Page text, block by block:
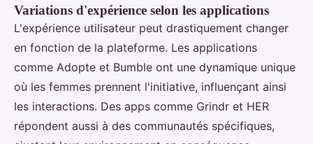
Variations d'expérience selon les applications
L'expérience utilisateur peut drastiquement changer
en fonction de la plateforme. Les applications
comme Adopte et Bumble ont une dynamique unique
où les femmes prennent l'initiative, influençant ainsi
les interactions. Des apps comme Grindr et HER
répondent aussi à des communautés spécifiques,